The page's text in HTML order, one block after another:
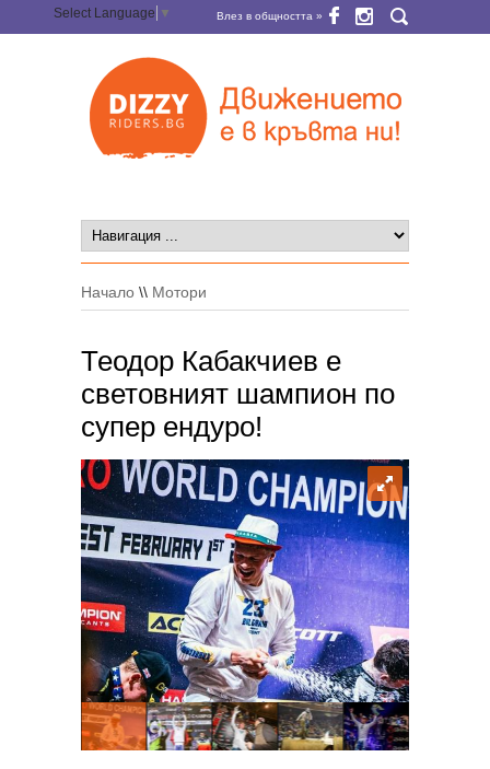
Select Language ▼ Влез в общността »
Начало \\ Мотори
Теодор Кабакчиев е
световният шампион по
супер ендуро!